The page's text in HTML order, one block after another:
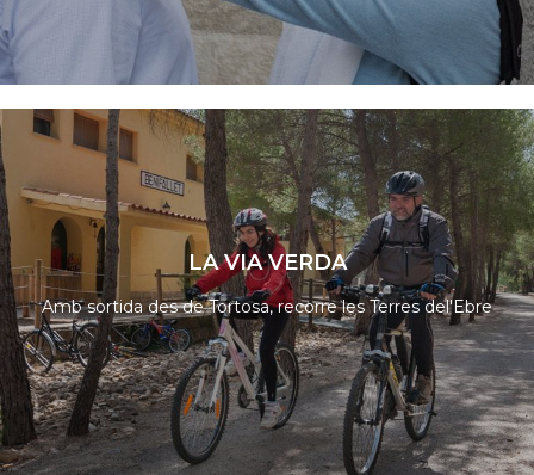
LLEGIR MÉS
LA VIA VERDA
Amb sortida des de Tortosa, recorre les Terres del'Ebre